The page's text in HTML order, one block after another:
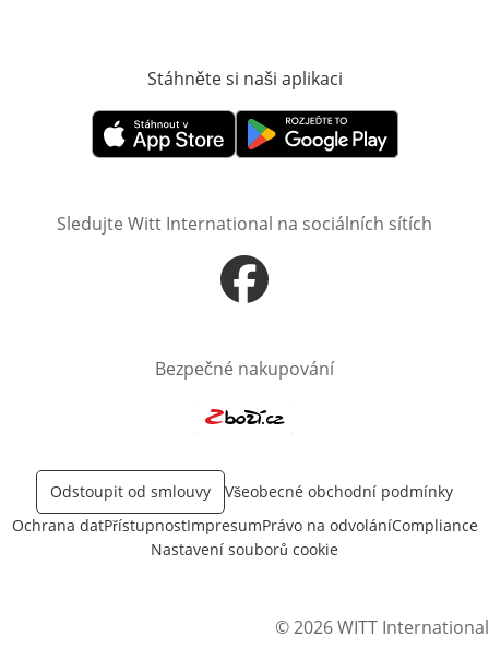
Stáhněte si naši aplikaci
Otevře v novém okněOtevře v novém okně
Sledujte Witt International na sociálních sítích
Otevře v novém okně
Bezpečné nakupování
Odstoupit od smlouvy
Všeobecné obchodní podmínky
Ochrana datPřístupnostImpresumPrávo na odvoláníCompliance
Nastavení souborů cookie
© 2026 WITT International